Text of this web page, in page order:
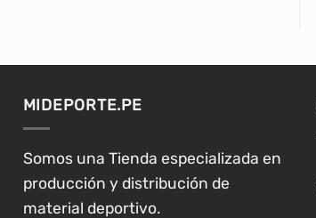
MIDEPORTE.PE
Somos una Tienda especializada en
producción y distribución de
material deportivo.